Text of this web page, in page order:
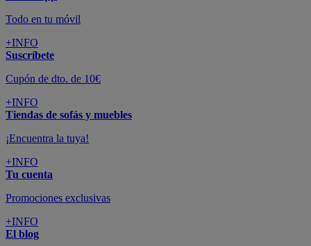
Todo en tu móvil
+INFO
Suscríbete
Cupón de dto. de 10€
+INFO
Tiendas de sofás y muebles
¡Encuentra la tuya!
+INFO
Tu cuenta
Promociones exclusivas
+INFO
El blog